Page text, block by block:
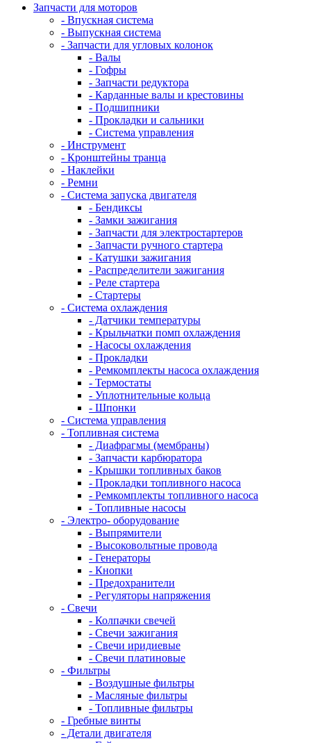
Запчасти для моторов
- Впускная система
- Выпускная система
- Запчасти для угловых колонок
- Валы
- Гофры
- Запчасти редуктора
- Карданные валы и крестовины
- Подшипники
- Прокладки и сальники
- Система управления
- Инструмент
- Кронштейны транца
- Наклейки
- Ремни
- Система запуска двигателя
- Бендиксы
- Замки зажигания
- Запчасти для электростартеров
- Запчасти ручного стартера
- Катушки зажигания
- Распределители зажигания
- Реле стартера
- Стартеры
- Система охлаждения
- Датчики температуры
- Крыльчатки помп охлаждения
- Насосы охлаждения
- Прокладки
- Ремкомплекты насоса охлаждения
- Термостаты
- Уплотнительные кольца
- Шпонки
- Система управления
- Топливная система
- Диафрагмы (мембраны)
- Запчасти карбюратора
- Крышки топливных баков
- Прокладки топливного насоса
- Ремкомплекты топливного насоса
- Топливные насосы
- Электро- оборудование
- Выпрямители
- Высоковольтные провода
- Генераторы
- Кнопки
- Предохранители
- Регуляторы напряжения
- Свечи
- Колпачки свечей
- Свечи зажигания
- Свечи иридиевые
- Свечи платиновые
- Фильтры
- Воздушные фильтры
- Масляные фильтры
- Топливные фильтры
- Гребные винты
- Детали двигателя